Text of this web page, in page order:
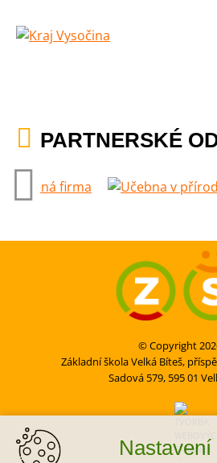
PARTNERSKÉ
© Copyright
Základní škola Velká Bíteš,
Sadová 579, 595 01